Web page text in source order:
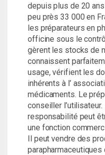
depuis plus de 20
peu près 33 000 en
les préparateurs en
officine sous le
gèrent les stocks de
connaissent
usage, vérifient les
inhérents à l’
médicaments. Le
conseiller
responsabilité peut
une fonction
Il peut vendre des